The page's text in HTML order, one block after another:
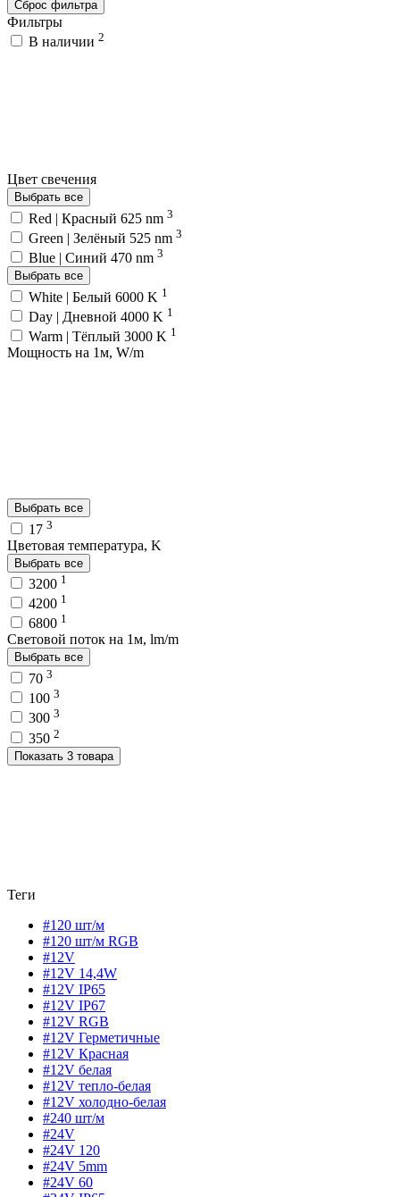
Сброс фильтра
Фильтры
В наличии 2
Цвет свечения
Выбрать все
Red | Красный 625 nm 3
Green | Зелёный 525 nm 3
Blue | Синий 470 nm 3
Выбрать все
White | Белый 6000 K 1
Day | Дневной 4000 K 1
Warm | Тёплый 3000 K 1
Мощность на 1м, W/m
Выбрать все
17 3
Цветовая температура, K
Выбрать все
3200 1
4200 1
6800 1
Световой поток на 1м, lm/m
Выбрать все
70 3
100 3
300 3
350 2
Показать 3 товара
Теги
#120 шт/м
#120 шт/м RGB
#12V
#12V 14,4W
#12V IP65
#12V IP67
#12V RGB
#12V Герметичные
#12V Красная
#12V белая
#12V тепло-белая
#12V холодно-белая
#240 шт/м
#24V
#24V 120
#24V 5mm
#24V 60